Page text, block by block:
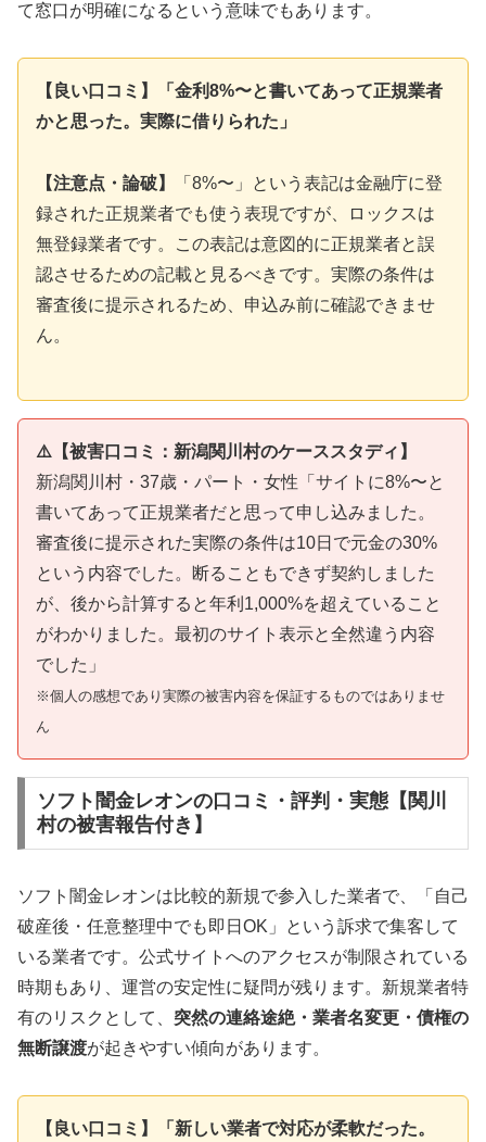
て窓口が明確になるという意味でもあります。
【良い口コミ】「金利8%〜と書いてあって正規業者
かと思った。実際に借りられた」
【注意点・論破】
「8%〜」という表記は金融庁に登
録された正規業者でも使う表現ですが、ロックスは
無登録業者です。この表記は意図的に正規業者と誤
認させるための記載と見るべきです。実際の条件は
審査後に提示されるため、申込み前に確認できませ
ん。
⚠️【被害口コミ：新潟関川村のケーススタディ】
新潟関川村・37歳・パート・女性「サイトに8%〜と
書いてあって正規業者だと思って申し込みました。
審査後に提示された実際の条件は10日で元金の30%
という内容でした。断ることもできず契約しました
が、後から計算すると年利1,000%を超えていること
がわかりました。最初のサイト表示と全然違う内容
でした」
※個人の感想であり実際の被害内容を保証するものではありませ
ん
ソフト闇金レオンの口コミ・評判・実態【関川
村の被害報告付き】
ソフト闇金レオンは比較的新規で参入した業者で、「自己
破産後・任意整理中でも即日OK」という訴求で集客して
いる業者です。公式サイトへのアクセスが制限されている
時期もあり、運営の安定性に疑問が残ります。新規業者特
有のリスクとして、 突然の連絡途絶・業者名変更・債権の
無断譲渡が起きやすい傾向があります。
【良い口コミ】「新しい業者で対応が柔軟だった。